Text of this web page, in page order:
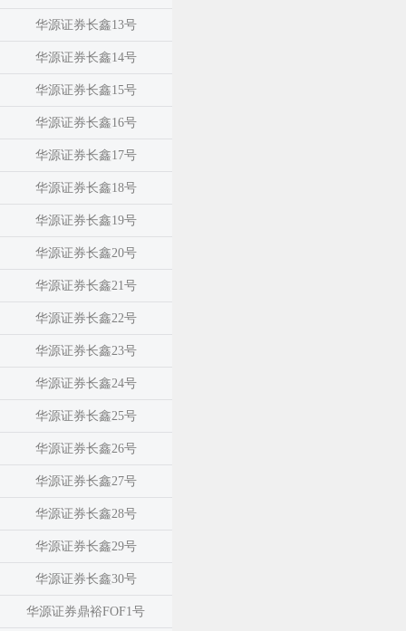
华源证券长鑫13号
华源证券长鑫14号
华源证券长鑫15号
华源证券长鑫16号
华源证券长鑫17号
华源证券长鑫18号
华源证券长鑫19号
华源证券长鑫20号
华源证券长鑫21号
华源证券长鑫22号
华源证券长鑫23号
华源证券长鑫24号
华源证券长鑫25号
华源证券长鑫26号
华源证券长鑫27号
华源证券长鑫28号
华源证券长鑫29号
华源证券长鑫30号
华源证券鼎裕FOF1号